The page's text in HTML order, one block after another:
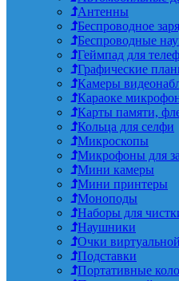
Антенны
Беспроводное
Беспроводные
Геймпад для
Графические
Камеры
Караоке
Карты памяти,
Кольца для селфи
Микроскопы
Микрофоны для
Мини камеры
Мини принтеры
Моноподы
Наборы для
Наушники
Очки
Подставки
Портативные